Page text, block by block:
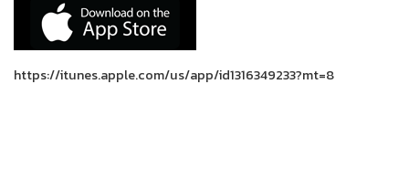
https://itunes.apple.com/us/app/id1316349233?mt=8